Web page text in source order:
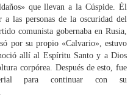
que llevan a la Cúspide. Él
a las personas de la oscuridad del
comunista gobernaba en Rusia,
por su propio «Calvario», estuvo
allí al Espíritu Santo y a Dios
corpórea. Después de esto, fue
para continuar con su